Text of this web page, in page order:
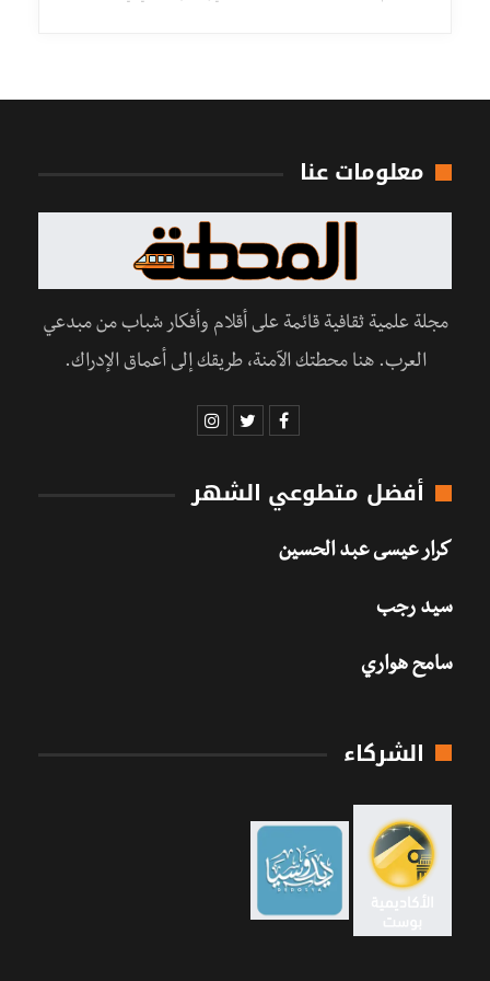
معلومات عنا
مجلة علمية ثقافية قائمة على أقلام وأفكار شباب من مبدعي
العرب. هنا محطتك الآمنة، طريقك إلى أعماق الإدراك.
أفضل متطوعي الشهر
كرار عيسى عبد الحسين
سيد رجب
سامح هواري
الشركاء